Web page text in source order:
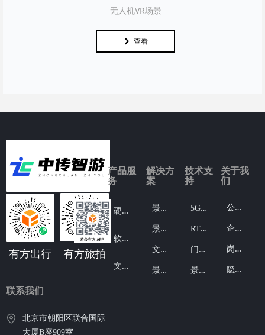
无人机VR场景
낑 查看
产品服
务
硬
件设备
软
件服务
文
创产品
景
区出行
景
区旅拍
文
创产品落地
景
区智能设备
解决方
案
5
G覆盖
R
TK定位
门
禁票务系统
景
区管理系统
技术支
持
关于我
们
公
司介绍
企
业文化
岗
位信息
隐
私条款
联系我们
北京市朝阳区联合国际
大厦B座909室
有方出行 有方旅拍